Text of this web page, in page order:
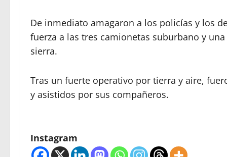
De inmediato amagaron a los policías y los
fuerza a las tres camionetas suburbano y
sierra.
Tras un fuerte operativo por tierra y aire,
y asistidos por sus compañeros.
Instagram